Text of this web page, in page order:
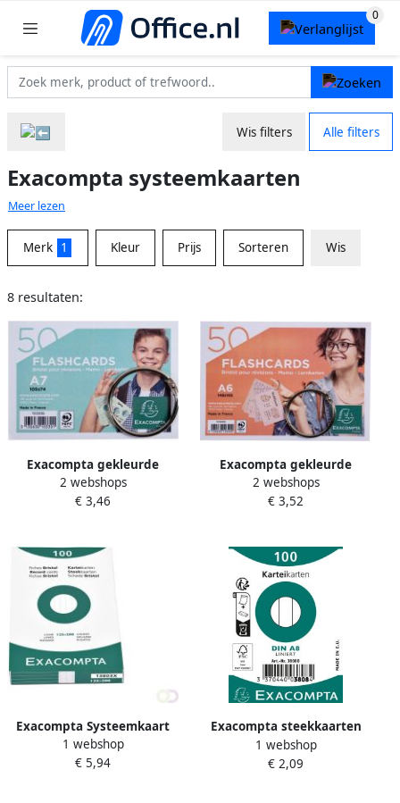
Wis filters Alle filters
Exacompta systeemkaarten
Meer lezen
Merk 1 Kleur Prijs Sorteren Wis
8 resultaten:
Exacompta gekleurde
systeemkaarten ft A7
gelijnd pak van 50 stuks
2 webshops
€ 3,46
Exacompta gekleurde
systeemkaarten ft A6
gelijnd pak van 50 stuks
2 webshops
€ 3,52
Exacompta Systeemkaart
125x200mm lijn wit 100
stuks
1 webshop
€ 5,94
Exacompta steekkaarten
gelijnd ft 5 x 7 4 cm pak van
100 stuks wit
1 webshop
€ 2,09